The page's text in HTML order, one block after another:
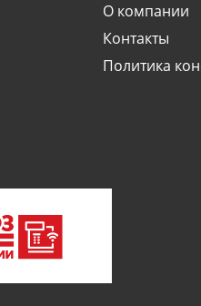
О компании
Контакты
Политика